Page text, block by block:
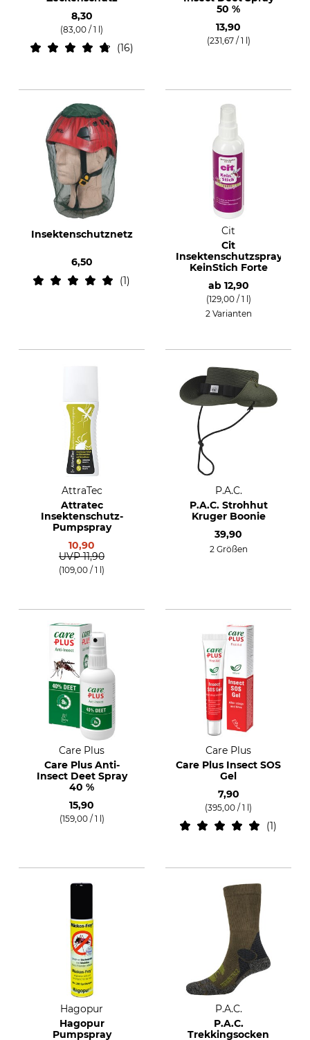
8,30
(83,00 / 1 l)
16
50 %
13,90
(231,67 / 1 l)
Insektenschutznetz
6,50
1
Cit
Cit
Insektenschutzspray
KeinStich Forte
ab 12,90
(129,00 / 1 l)
2 Varianten
AttraTec
Attratec
Insektenschutz-
Pumpspray
10,90
UVP 11,90
(109,00 / 1 l)
P.A.C.
P.A.C. Strohhut
Kruger Boonie
39,90
2 Größen
Care Plus
Care Plus Anti-
Insect Deet Spray
40 %
15,90
(159,00 / 1 l)
Care Plus
Care Plus Insect SOS
Gel
7,90
(395,00 / 1 l)
1
Hagopur
Hagopur
Pumpspray
P.A.C.
P.A.C.
Trekkingsocken